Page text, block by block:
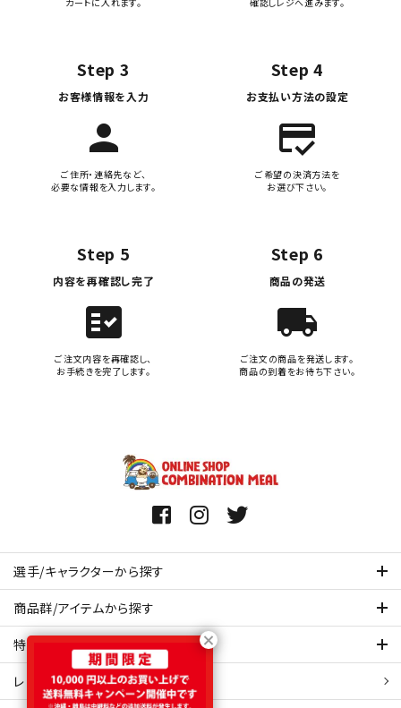
Step 3
お客様情報を入力
person
ご住所・連絡先など、
必要な情報を入力します。
Step 4
お支払い方法の設定
credit_score
ご希望の決済方法を
お選び下さい。
Step 5
内容を再確認し完了
fact_check
ご注文内容を再確認し、
お手続きを完了します。
Step 6
商品の発送
local_shipping
ご注文の商品を発送します。
商品の到着をお待ち下さい。
選手/キャラクターから探す
商品群/アイテムから探す
特集ページを見てみる
レビュー・口コミ 一覧ページ